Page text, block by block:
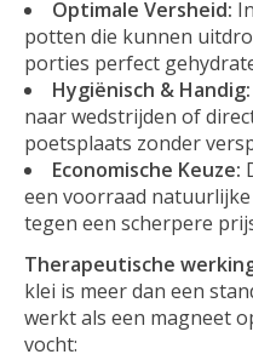
Optimale Versheid:
potten die kunnen
porties perfect
Hygiënisch & Handig:
naar wedstrijden of
poetsplaats zonder
Economische Keuze:
een voorraad
tegen een scherpere
Therapeutische
klei is meer dan een
werkt als een magneet
vocht: